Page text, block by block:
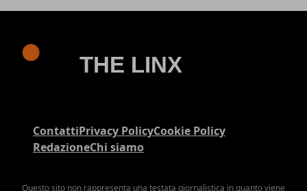
ContattiPrivacy PolicyCookie Policy
RedazioneChi siamo
Questo sito non rappresenta una testata giornalistica in quanto viene